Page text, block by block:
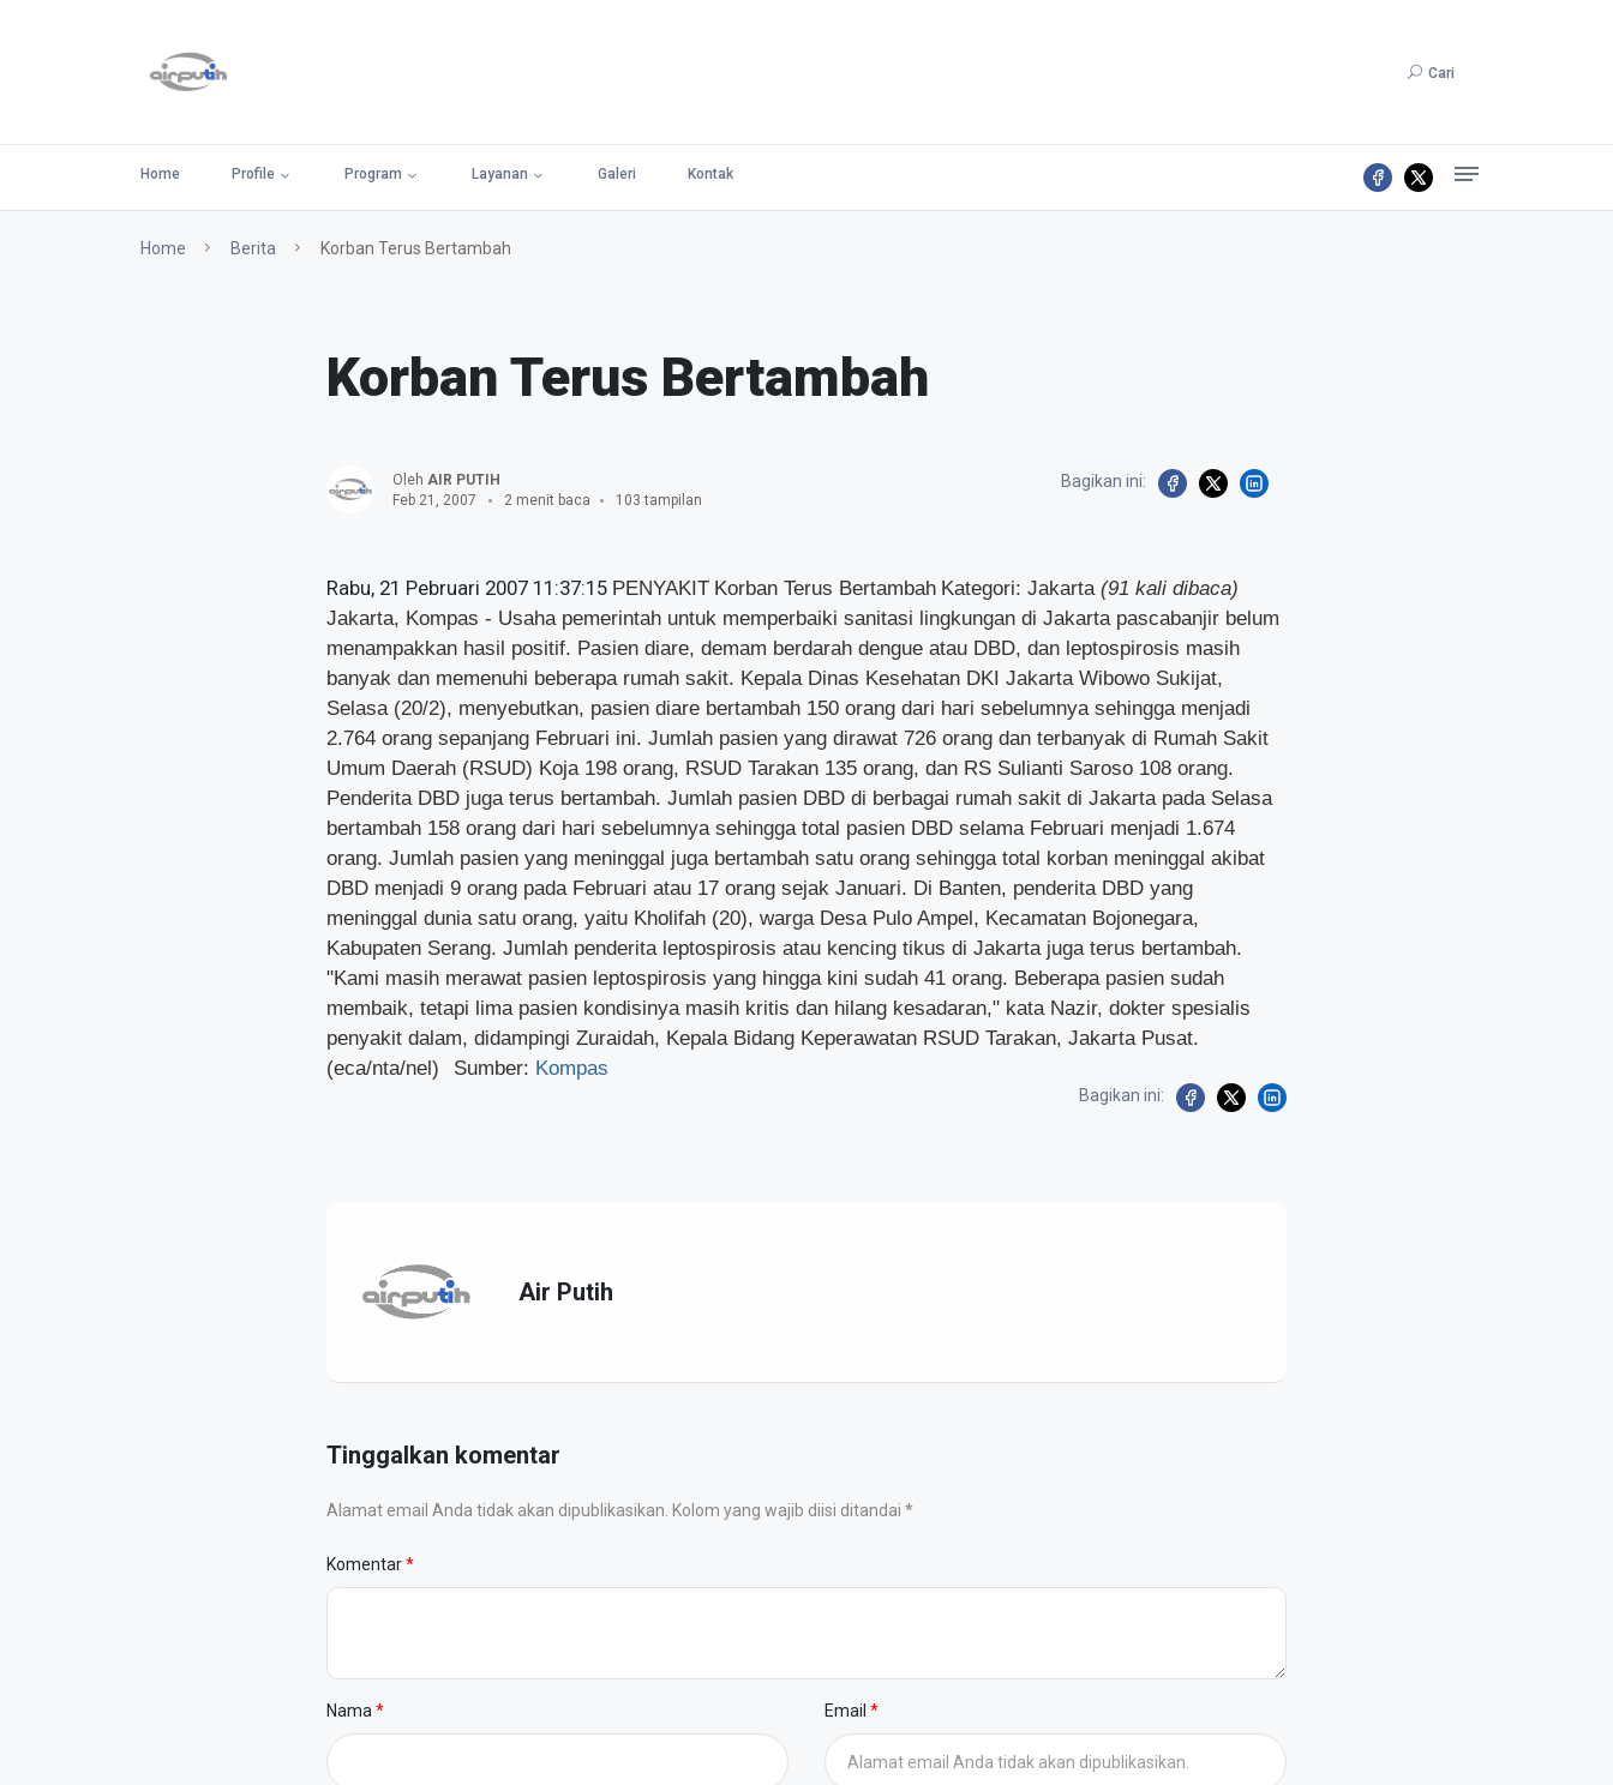
Cari
Home Profile Program Layanan Galeri Kontak
Home Berita Korban Terus Bertambah
Korban Terus Bertambah
Oleh AIR PUTIH
Feb 21, 2007
2 menit baca 103 tampilan
Bagikan ini:
Rabu, 21 Pebruari 2007 11:37:15 PENYAKIT Korban Terus Bertambah Kategori: Jakarta (91 kali dibaca)
Jakarta, Kompas - Usaha pemerintah untuk memperbaiki sanitasi lingkungan di Jakarta pascabanjir belum
menampakkan hasil positif. Pasien diare, demam berdarah dengue atau DBD, dan leptospirosis masih
banyak dan memenuhi beberapa rumah sakit. Kepala Dinas Kesehatan DKI Jakarta Wibowo Sukijat,
Selasa (20/2), menyebutkan, pasien diare bertambah 150 orang dari hari sebelumnya sehingga menjadi
2.764 orang sepanjang Februari ini. Jumlah pasien yang dirawat 726 orang dan terbanyak di Rumah Sakit
Umum Daerah (RSUD) Koja 198 orang, RSUD Tarakan 135 orang, dan RS Sulianti Saroso 108 orang.
Penderita DBD juga terus bertambah. Jumlah pasien DBD di berbagai rumah sakit di Jakarta pada Selasa
bertambah 158 orang dari hari sebelumnya sehingga total pasien DBD selama Februari menjadi 1.674
orang. Jumlah pasien yang meninggal juga bertambah satu orang sehingga total korban meninggal akibat
DBD menjadi 9 orang pada Februari atau 17 orang sejak Januari. Di Banten, penderita DBD yang
meninggal dunia satu orang, yaitu Kholifah (20), warga Desa Pulo Ampel, Kecamatan Bojonegara,
Kabupaten Serang. Jumlah penderita leptospirosis atau kencing tikus di Jakarta juga terus bertambah.
"Kami masih merawat pasien leptospirosis yang hingga kini sudah 41 orang. Beberapa pasien sudah
membaik, tetapi lima pasien kondisinya masih kritis dan hilang kesadaran," kata Nazir, dokter spesialis
penyakit dalam, didampingi Zuraidah, Kepala Bidang Keperawatan RSUD Tarakan, Jakarta Pusat.
(eca/nta/nel)
Sumber: Kompas
Bagikan ini:
Air Putih
Tinggalkan komentar
Alamat email Anda tidak akan dipublikasikan. Kolom yang wajib diisi ditandai *
Komentar
Nama Email